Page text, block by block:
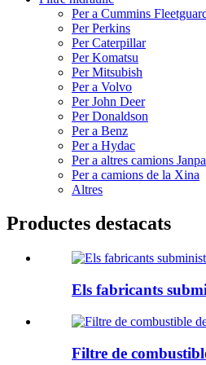
Per a Cummins
Per Perkins
Per Caterpillar
Per Komatsu
Per Mitsubish
Per a Volvo
Per John Deer
Per Donaldson
Per a Benz
Per a Hydac
Per a altres camions
Per a camions de la Xina
Altres
Productes destacats
Els fabricants
Filtre de